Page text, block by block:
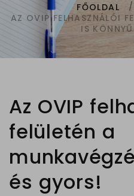
FŐOLDAL
AZ OVIP FELHASZNÁLÓI
IS
Az OVIP
felületén a
és gyors!